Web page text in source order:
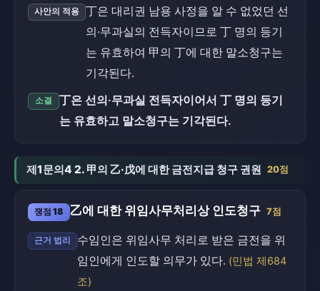
사안의 적용
丁은 대리권 남용 사정을 알 수 없었던 선
의·무과실의 전득자이므로 丁 명의 등기
는 유효하여 甲의 丁에 대한 말소청구는
기각된다.
소결
丁은 선의·무과실 전득자이어서 丁 명의 등기
는 유효하고 말소청구는 기각된다.
제1문의4 2. 甲의 乙·戊에 대한 금전지급 청구 권원 20점
쟁점 18 乙에 대한 위임사무처리상 인도청구 7점
근거 법리
수임인은 위임사무 처리로 받은 금전을 위
임인에게 인도할 의무가 있다. (민법 제684
조)